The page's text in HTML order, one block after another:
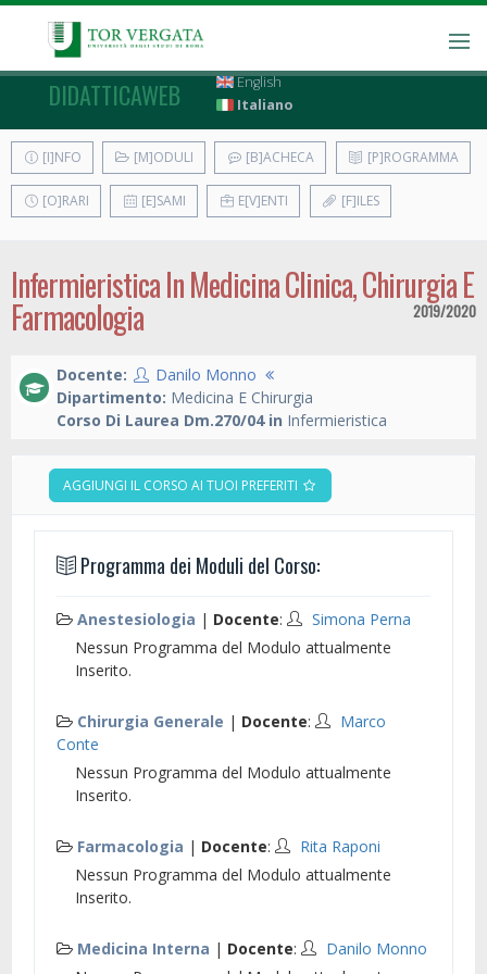
DIDATTICAWEB
English
Italiano
[I]NFO [M]ODULI [B]ACHECA [P]ROGRAMMA
[O]RARI [E]SAMI E[V]ENTI [F]ILES
Infermieristica In Medicina Clinica, Chirurgia E
Farmacologia 2019/2020
Docente:
Danilo Monno
Dipartimento: Medicina E Chirurgia
Corso Di Laurea Dm.270/04 in Infermieristica
AGGIUNGI IL CORSO AI TUOI PREFERITI
Programma dei Moduli del Corso:
Anestesiologia | Docente:
Simona Perna
Nessun Programma del Modulo attualmente
Inserito.
Chirurgia Generale | Docente:
Marco
Conte
Nessun Programma del Modulo attualmente
Inserito.
Farmacologia | Docente:
Rita Raponi
Nessun Programma del Modulo attualmente
Inserito.
Medicina Interna | Docente:
Danilo Monno